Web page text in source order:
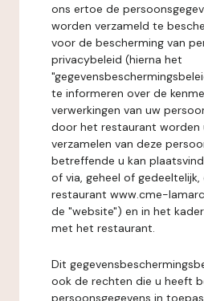
ons ertoe de
worden verzameld te
voor de bescherming van
privacybeleid (hierna het
te informeren over de
verwerkingen van uw
door het restaurant worden
verzamelen van deze
betreffende u kan
of via, geheel of
restaurant www.cme-
de "website") en in het
met het restaurant.
Dit
ook de rechten die u heeft
persoonsgegevens in